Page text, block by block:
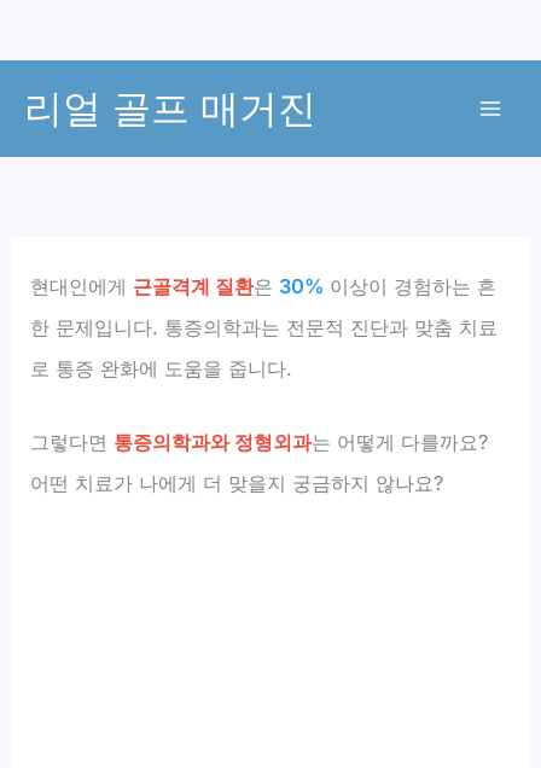
리얼 골프 매거진
현대인에게 근골격계 질환은 30% 이상이 경험하는 흔
한 문제입니다. 통증의학과는 전문적 진단과 맞춤 치료
로 통증 완화에 도움을 줍니다.
그렇다면 통증의학과와 정형외과는 어떻게 다를까요?
어떤 치료가 나에게 더 맞을지 궁금하지 않나요?